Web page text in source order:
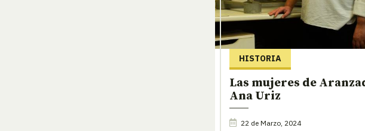
HISTORIA
Las mujeres de
Ana Uriz
22 de Marzo, 2024